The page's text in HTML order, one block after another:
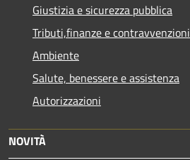
Giustizia e sicurezza pubblica
Tributi,finanze e contravvenzioni
Ambiente
Salute, benessere e assistenza
Autorizzazioni
NOVITÀ